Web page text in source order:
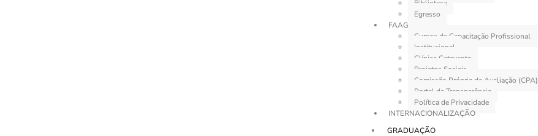
Biblioteca
Egresso
FAAG
Cursos de Capacitação Profissional
Institucional
Clínica Catavento
Projetos Sociais
Comissão Própria de Avaliação (CPA)
Portal da Transparência
Política de Privacidade
INTERNACIONALIZAÇÃO
GRADUAÇÃO